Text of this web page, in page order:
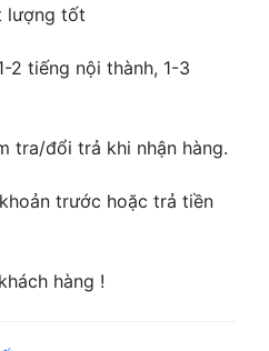
lượng tốt
2 tiếng nội thành, 1-3
tra/đổi trả khi nhận hàng.
trước hoặc trả tiền
hàng !